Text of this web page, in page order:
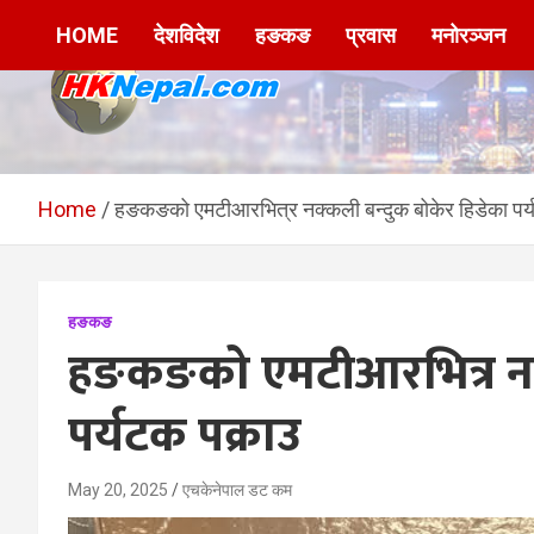
HKNepal.com –
हङकङबाट सञ्चालित पहिलो
hknepal, hknepal.com, hk nepal, hk nepal com
HOME देशविदेश हङकङ प्रवास मनोरञ्जन
Home हङकङको एमटीआरभित्र नक्कली बन्दुक बोकेर हिडेका
हङकङ
हङकङको एमटीआरभित्र
पर्यटक पक्राउ
May 20, 2025 एचकेनेपाल डट कम